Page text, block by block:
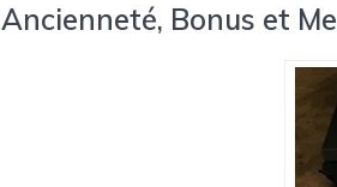
Ancienneté, Bonus et